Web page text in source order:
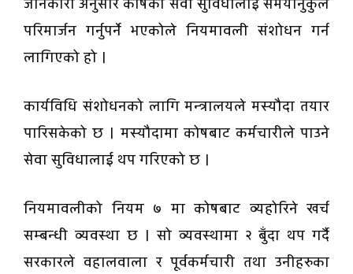
जानकारी अनुसार कोषको सेवा सुविधालाई समयानुकुल
परिमार्जन गर्नुपर्ने भएकोले नियमावली संशोधन गर्न
लागिएको हो ।
कार्यविधि संशोधनको लागि मन्त्रालयले मस्यौदा तयार
पारिसकेको छ । मस्यौदामा कोषबाट कर्मचारीले पाउने
सेवा सुविधालाई थप गरिएको छ ।
नियमावलीको नियम ७ मा कोषबाट व्यहोरिने खर्च
सम्बन्धी व्यवस्था छ । सो व्यवस्थामा २ बुँदा थप गर्दै
सरकारले वहालवाला र पूर्वकर्मचारी तथा उनीहरुका